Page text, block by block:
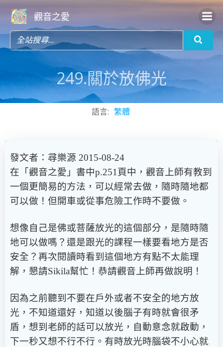
content
觀音之愛
249.關於放佛光
語言: 繁體
發文者：尋樂源 2015-08-24
在「觀音之愛」書中p.251頁中，觀音上師有教到
一個更簡易的方法，可以經常去做，隨時隨地都
可以做！但開車或從事危險工作時不要做。
想像自己是佛或菩薩放光的這個部分，是隨時隨
地可以做嗎？還是跟光的課程一樣要看地方是否
安全？再次閱讀時看到這個地方有點不太能理
解，懇請Sikila幫忙！恭請觀音上師再做說明！
因為之前聽到不要在戶外或者不安全的地方放
光，不知道還好，知道以後腦子有時就會很矛
盾，想到老師的話可以放光，自動意念就啟動，
下一秒又想不行不行。有時放光時腦袋不小心就